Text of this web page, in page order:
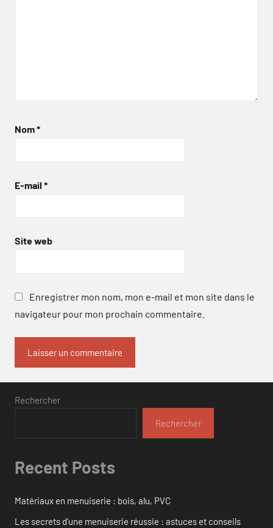
Nom*
E-mail *
Site web
Enregistrer mon nom, mon e-mail et mon site dans le
navigateur pour mon prochain commentaire.
Rechercher
Rechercher
Recent Posts
Matériaux en menuiserie : bois, alu, PVC
Les secrets d’une menuiserie réussie : astuces et conseils